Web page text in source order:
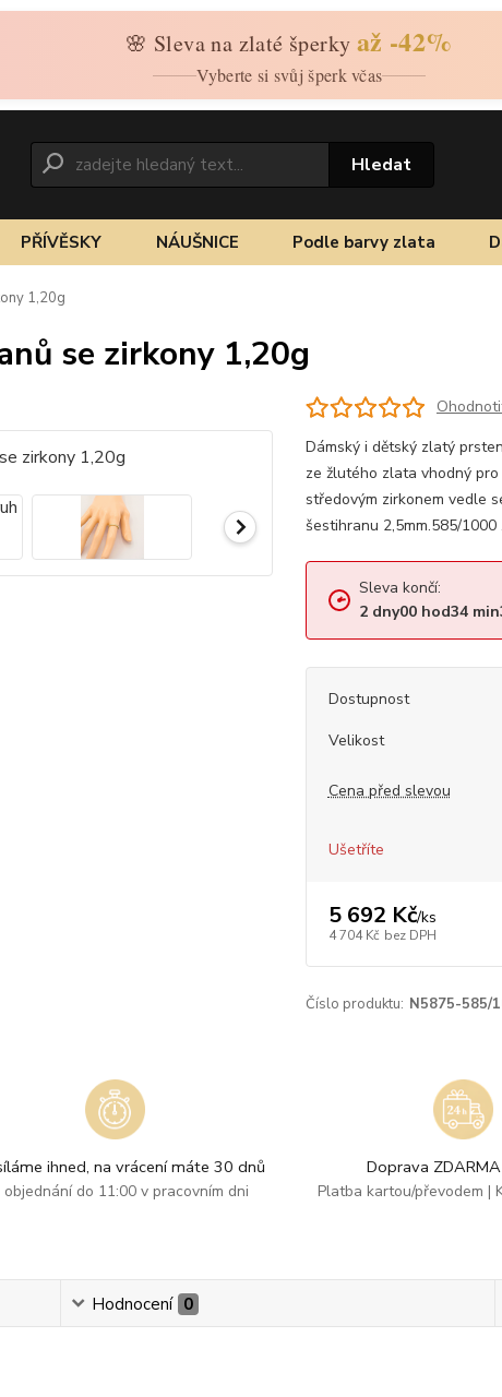
🌸 Sleva na zlaté šperky až -42%
Vyberte si svůj šperk včas
Hledat
PŘÍVĚSKY NÁUŠNICE Podle barvy zlata
1,20g
se zirkony 1,20g
Dámský i dětský zlatý
ze žlutého zlata vhodný
středovým zirkonem vedle
šestihranu 2,5mm.585/1000
Sleva končí:
2 dny00hod34min
Dostupnost
Velikost
Cena před slevou
Ušetříte
5 692 Kč/ks
4 704 Kč bez DPH
Číslo produktu: N5875-585/
ihned, na vrácení máte 30 dnů
objednání do 11:00 v pracovním dni
Doprava
Platba kartou/převodem |
Hodnocení 0